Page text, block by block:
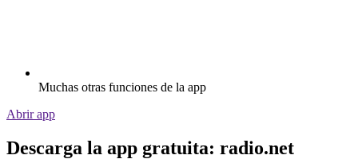
Muchas otras funciones de la app
Abrir app
Descarga la app gratuita: radio.net